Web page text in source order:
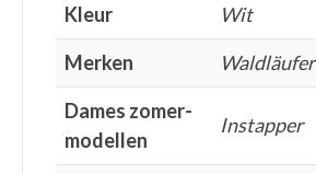
Kleur
Wit
Merken
Waldläufer
Dames zomer-
modellen
Instapper